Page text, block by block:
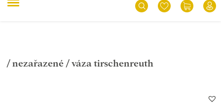
/ nezařazené / váza tirschenreuth